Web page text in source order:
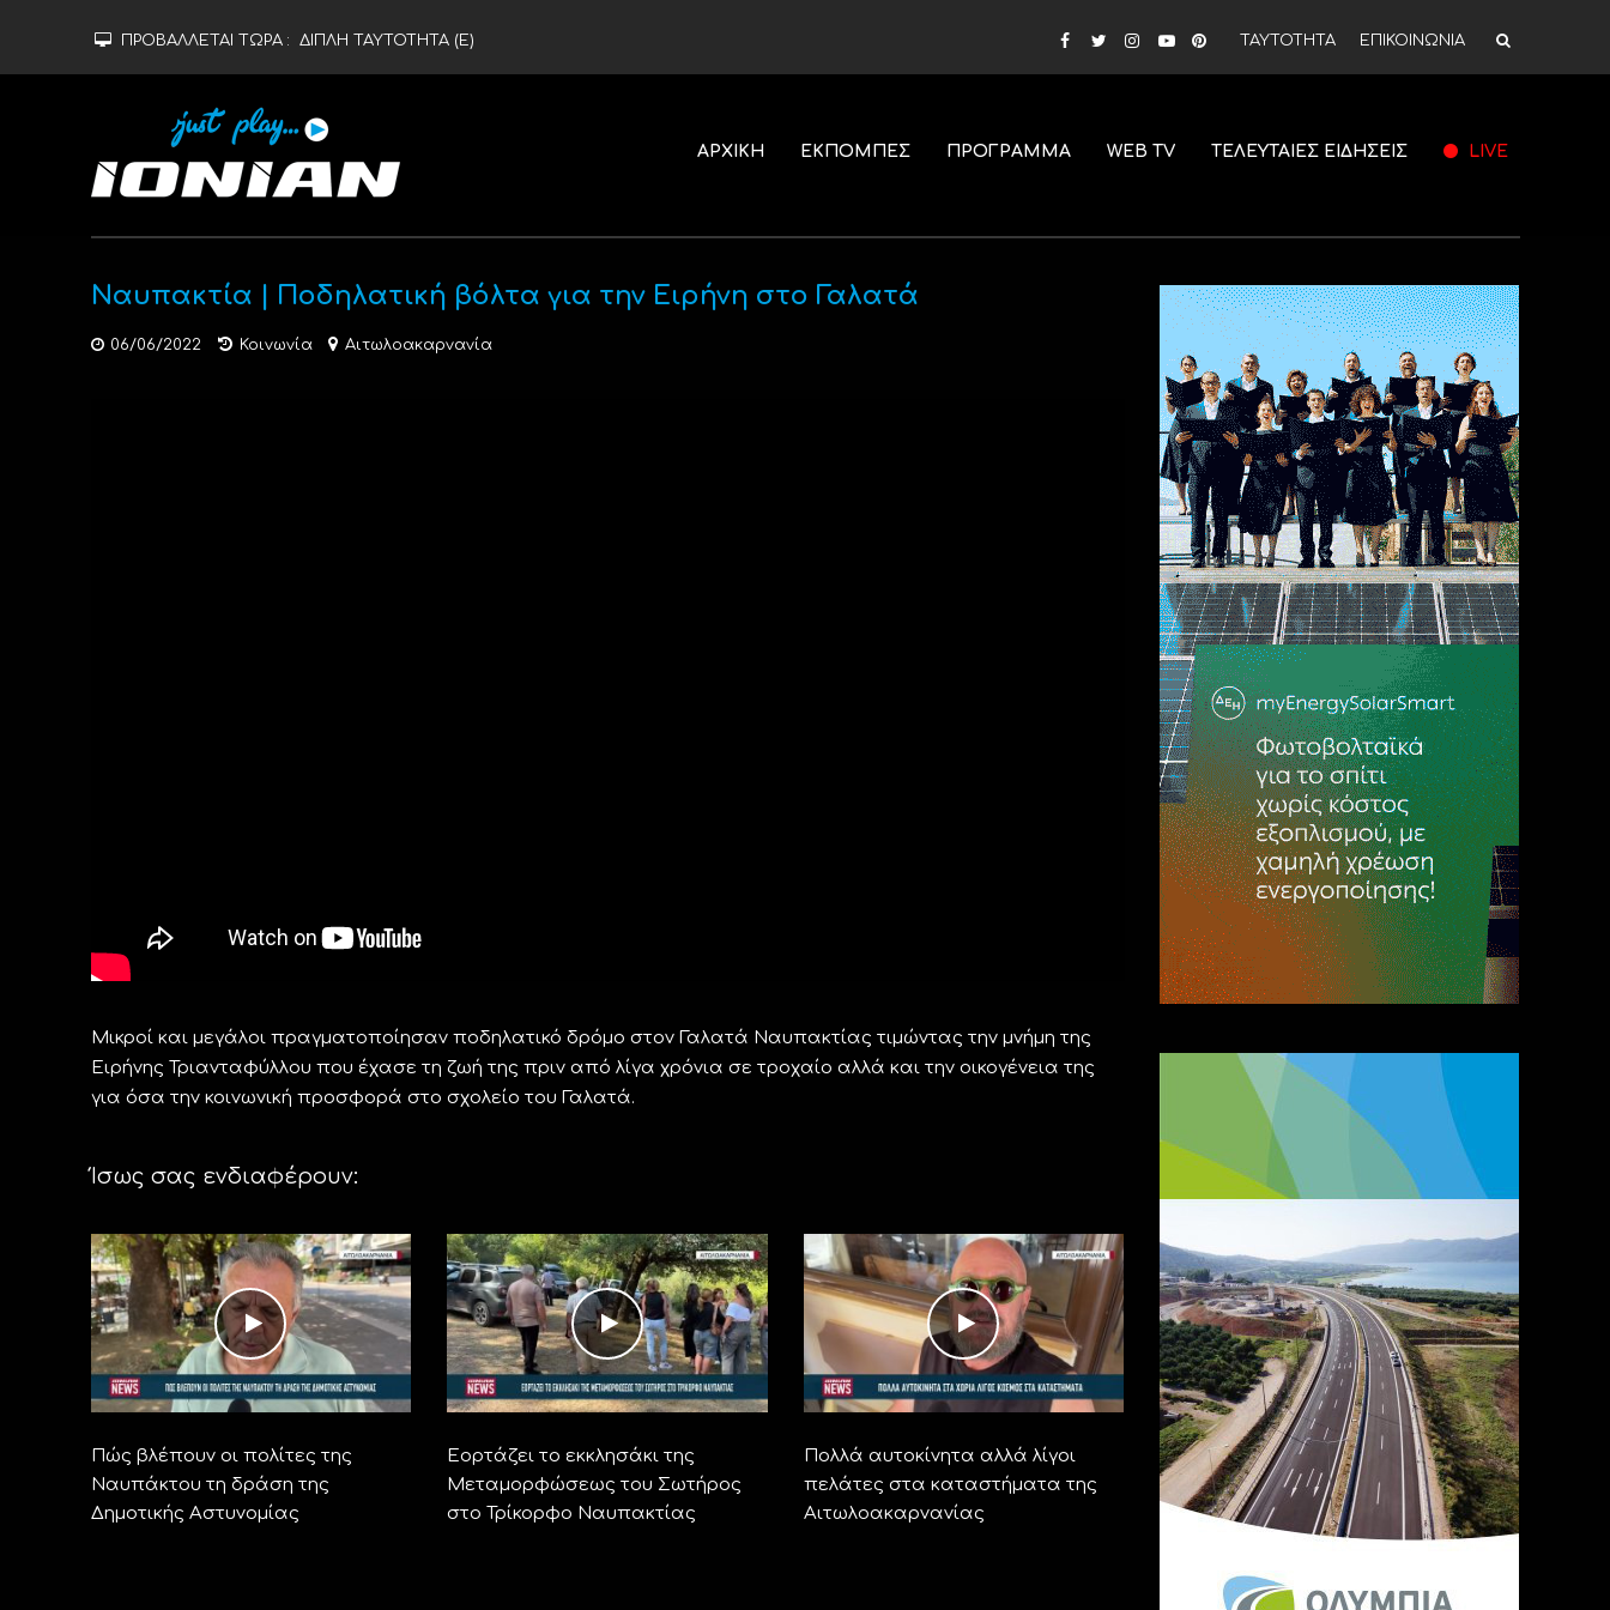
ΠΡΟΒΑΛΛΕΤΑΙ ΤΩΡΑ : ΔΙΠΛΗ ΤΑΥΤΟΤΗΤΑ (Ε) ΤΑΥΤΟΤΗΤΑ ΕΠΙΚΟΙΝΩΝΙΑ
ΑΡΧΙΚΗ ΕΚΠΟΜΠΕΣ ΠΡΟΓΡΑΜΜΑ WEB TV ΤΕΛΕΥΤΑΙΕΣ ΕΙΔΗΣΕΙΣ LIVE
Ναυπακτία | Ποδηλατική βόλτα για την Ειρήνη στο Γαλατά
06/06/2022 Κοινωνία Αιτωλοακαρνανία
Μικροί και μεγάλοι πραγματοποίησαν ποδηλατικό δρόμο στον Γαλατά Ναυπακτίας τιμώντας την μνήμη της
Ειρήνης Τριανταφύλλου που έχασε τη ζωή της πριν από λίγα χρόνια σε τροχαίο αλλά και την οικογένεια της
για όσα την κοινωνική προσφορά στο σχολείο του Γαλατά.
Ίσως σας ενδιαφέρουν:
Πώς βλέπουν οι πολίτες της
Ναυπάκτου τη δράση της
Δημοτικής Αστυνομίας
Εορτάζει το εκκλησάκι της
Μεταμορφώσεως του Σωτήρος
στο Τρίκορφο Ναυπακτίας
Πολλά αυτοκίνητα αλλά λίγοι
πελάτες στα καταστήματα της
Αιτωλοακαρνανίας